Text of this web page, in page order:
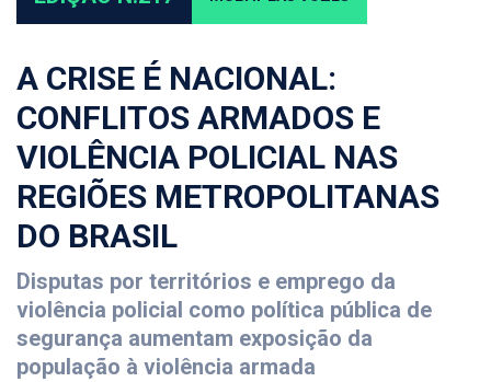
A CRISE É NACIONAL:
CONFLITOS ARMADOS E
VIOLÊNCIA POLICIAL NAS
REGIÕES METROPOLITANAS
DO BRASIL
Disputas por territórios e emprego da
violência policial como política pública de
segurança aumentam exposição da
população à violência armada